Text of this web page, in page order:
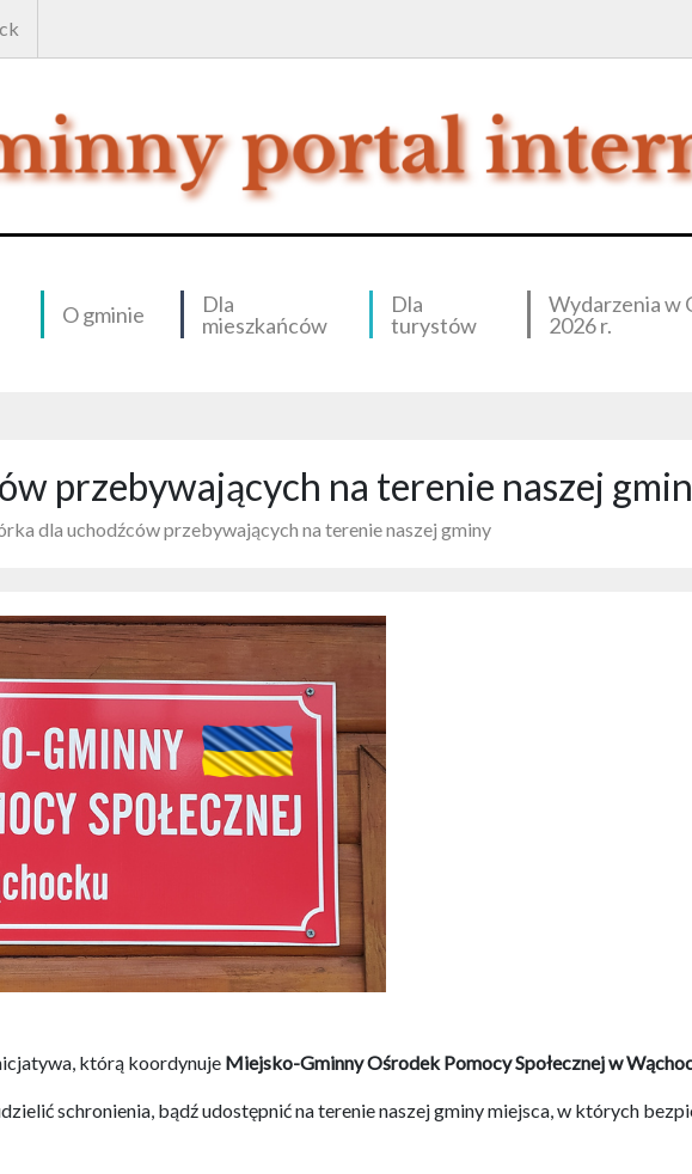
O gminie
Dla
mieszkańców
Dla
turystów
Wydarzenia w
2026 r.
przebywających na terenie naszej
dla uchodźców przebywających na terenie naszej gminy
którą koordynuje Miejsko-Gminny Ośrodek Pomocy Społecznej w
schronienia, bądź udostępnić na terenie naszej gminy miejsca, w których